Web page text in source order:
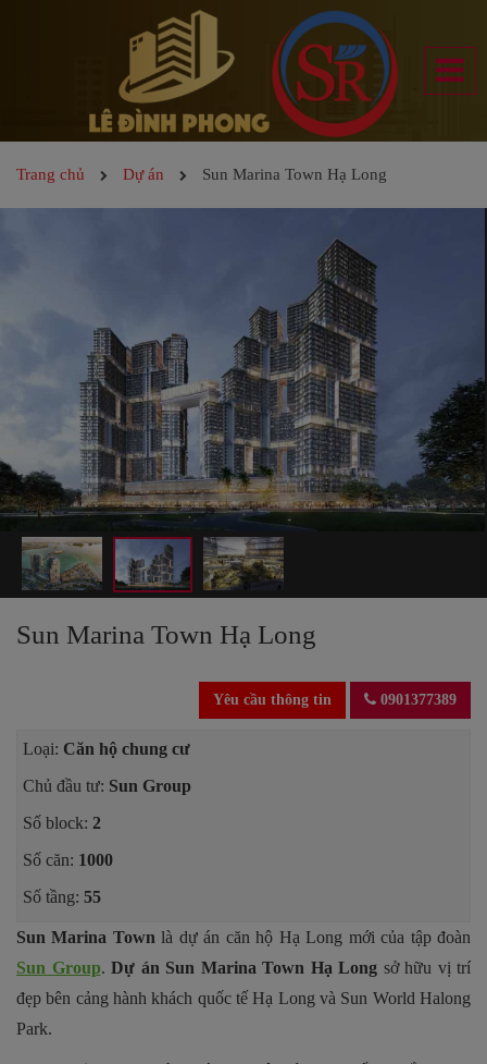
Trang chủ Dự án Sun Marina Town Hạ Long
Sun Marina Town Hạ Long
Yêu cầu thông tin 0901377389
Loại: Căn hộ chung cư
Chủ đầu tư: Sun Group
Số block: 2
Số căn: 1000
Số tầng: 55
Sun Marina Town là dự án căn hộ Hạ Long mới của tập đoàn
Sun Group. Dự án Sun Marina Town Hạ Long sở hữu vị trí
đẹp bên cảng hành khách quốc tế Hạ Long và Sun World Halong
Park.